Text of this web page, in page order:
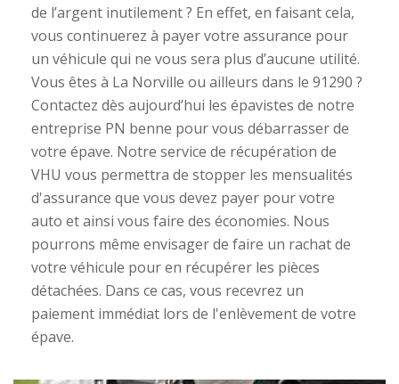
de l’argent inutilement ? En effet, en faisant cela,
vous continuerez à payer votre assurance pour
un véhicule qui ne vous sera plus d’aucune utilité.
Vous êtes à La Norville ou ailleurs dans le 91290 ?
Contactez dès aujourd’hui les épavistes de notre
entreprise PN benne pour vous débarrasser de
votre épave. Notre service de récupération de
VHU vous permettra de stopper les mensualités
d'assurance que vous devez payer pour votre
auto et ainsi vous faire des économies. Nous
pourrons même envisager de faire un rachat de
votre véhicule pour en récupérer les pièces
détachées. Dans ce cas, vous recevrez un
paiement immédiat lors de l'enlèvement de votre
épave.